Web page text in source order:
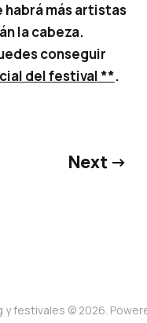
habrá más artistas
la cabeza.
conseguir
del festival **.
Next →
y festivales © 2026.